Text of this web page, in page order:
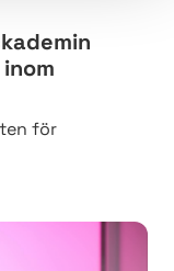
för